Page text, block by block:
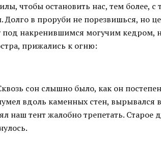
чтобы остановить нас, тем более, с
в проруби не порезвишься, но
под накренившимся могучим кедром,
прижались к огню:
сон слышно было, как он
вдоль каменных стен, вырывался
наш тент жалобно трепетать. Старое